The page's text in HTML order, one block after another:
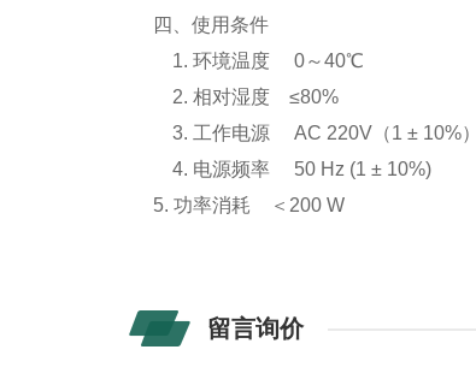
四、使用条件
1. 环境温度 0～40℃
2. 相对湿度 ≤80%
3. 工作电源 AC 220V（1 ± 10%）
4. 电源频率 50 Hz (1 ± 10%)
5. 功率消耗 ＜200 W
留言询价